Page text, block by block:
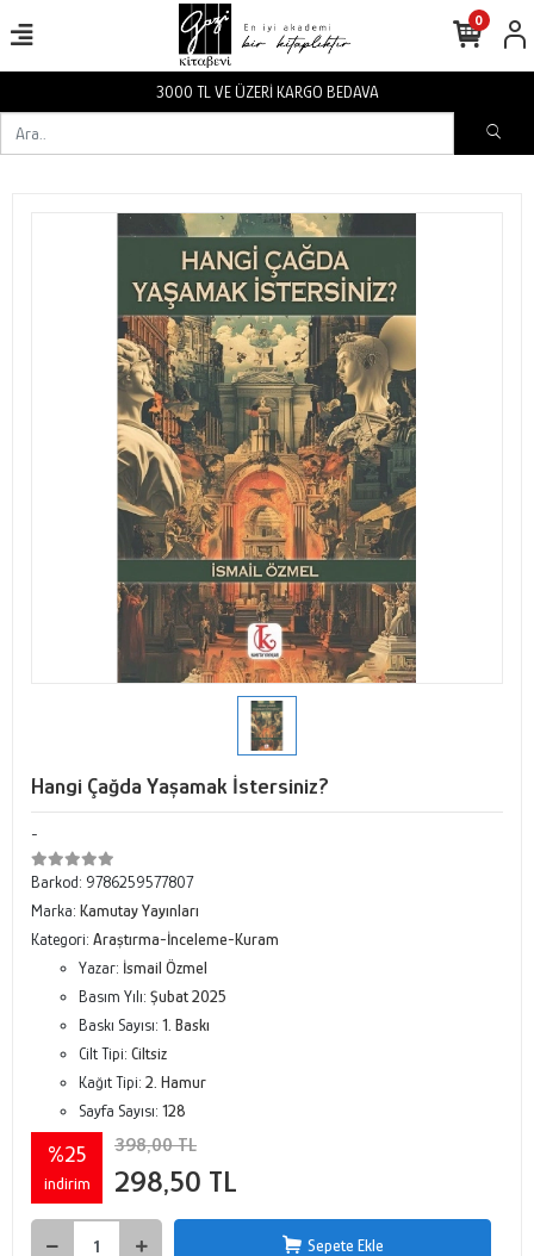
3000 TL VE ÜZERİ KARGO BEDAVA
0
Hangi Çağda Yaşamak İstersiniz?
-
Barkod: 9786259577807
Marka: Kamutay Yayınları
Kategori: Araştırma-İnceleme-Kuram
Yazar: İsmail Özmel
Basım Yılı: Şubat 2025
Baskı Sayısı: 1. Baskı
Cilt Tipi: Ciltsiz
Kağıt Tipi: 2. Hamur
Sayfa Sayısı: 128
%25
indirim
398,00 TL
298,50 TL
Sepete Ekle